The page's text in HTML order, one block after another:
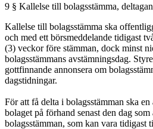
9 § Kallelse till bolagsstämma,
Kallelse till bolagsstämma ska
och med ett börsmeddelande tidigast
(3) veckor före stämman, dock minst
bolagsstämmans avstämningsdag.
gottfinnande annonsera om
dagstidningar.
För att få delta i bolagsstämman ska
bolaget på förhand senast den dag
bolagsstämman, som kan vara tidigast